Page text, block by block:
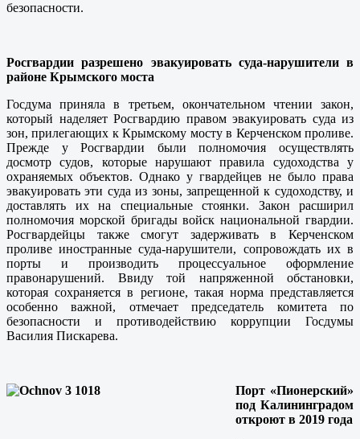
безопасности.
Росгвардии разрешено эвакуировать суда-нарушители в
районе Крымского моста
Госдума приняла в третьем, окончательном чтении закон,
который наделяет Росгвардию правом эвакуировать суда из
зон, прилегающих к Крымскому мосту в Керченском проливе.
Прежде у Росгвардии были полномочия осуществлять
досмотр судов, которые нарушают правила судоходства у
охраняемых объектов. Однако у гвардейцев не было права
эвакуировать эти суда из зоны, запрещенной к судоходству, и
доставлять их на специальные стоянки. Закон расширил
полномочия морской бригады войск национальной гвардии.
Росгвардейцы также смогут задерживать в Керченском
проливе иностранные суда-нарушители, сопровождать их в
порты и производить процессуальное оформление
правонарушений. Ввиду той напряженной обстановки,
которая сохраняется в регионе, такая норма представляется
особенно важной, отмечает председатель комитета по
безопасности и противодействию коррупции Госдумы
Василия Пискарева.
Порт «Пионерский»
под Калининградом
откроют в 2019 года